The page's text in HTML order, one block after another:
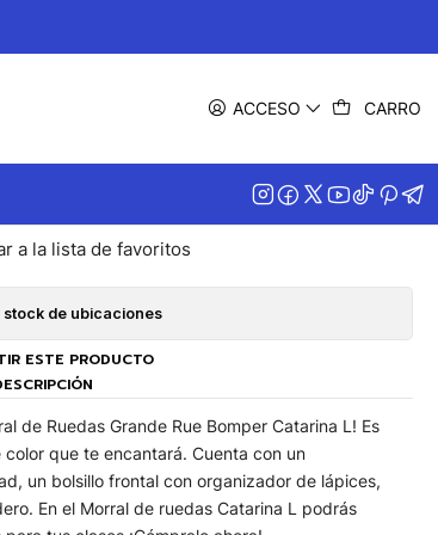
ACCESO CARRO
Catarina L
AGREGAR AL CARRITO
a la lista de favoritos
stock de ubicaciones
ESTE PRODUCTO
de Ruedas Grande Rue Bomper Catarina L! Es
que te encantará. Cuenta con un
un bolsillo frontal con organizador de lápices,
En el Morral de ruedas Catarina L podrás